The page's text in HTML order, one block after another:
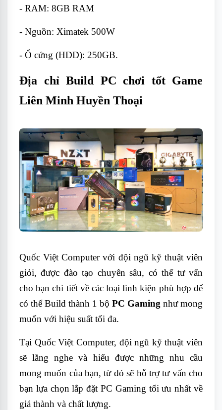
- RAM: 8GB RAM
- Nguồn: Ximatek 500W
- Ổ cứng (HDD): 250GB.
Địa chỉ Build PC chơi tốt Game
Liên Minh Huyền Thoại
Quốc Việt Computer với đội ngũ kỹ thuật viên
giỏi, được đào tạo chuyên sâu, có thể tư vấn
cho bạn chi tiết về các loại linh kiện phù hợp để
có thể Build thành 1 bộ PC Gaming như mong
muốn với hiệu suất tối đa.
Tại Quốc Việt Computer, đội ngũ kỹ thuật viên
sẽ lắng nghe và hiểu được những nhu cầu
mong muốn của bạn, từ đó sẽ hỗ trợ tư vấn cho
bạn lựa chọn lắp đặt PC Gaming tối ưu nhất về
giá thành và chất lượng.